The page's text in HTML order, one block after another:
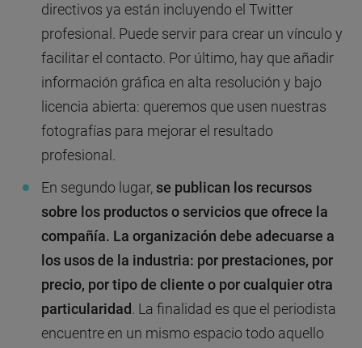
directivos ya están incluyendo el Twitter
profesional. Puede servir para crear un vínculo y
facilitar el contacto. Por último, hay que añadir
información gráfica en alta resolución y bajo
licencia abierta: queremos que usen nuestras
fotografías para mejorar el resultado
profesional.
En segundo lugar,se publican los recursos
sobre los productos o servicios que ofrece la
compañía. La organización debe adecuarse a
los usos de la industria: por prestaciones, por
precio, por tipo de cliente o por cualquier otra
particularidad . La finalidad es que el periodista
encuentre en un mismo espacio todo aquello